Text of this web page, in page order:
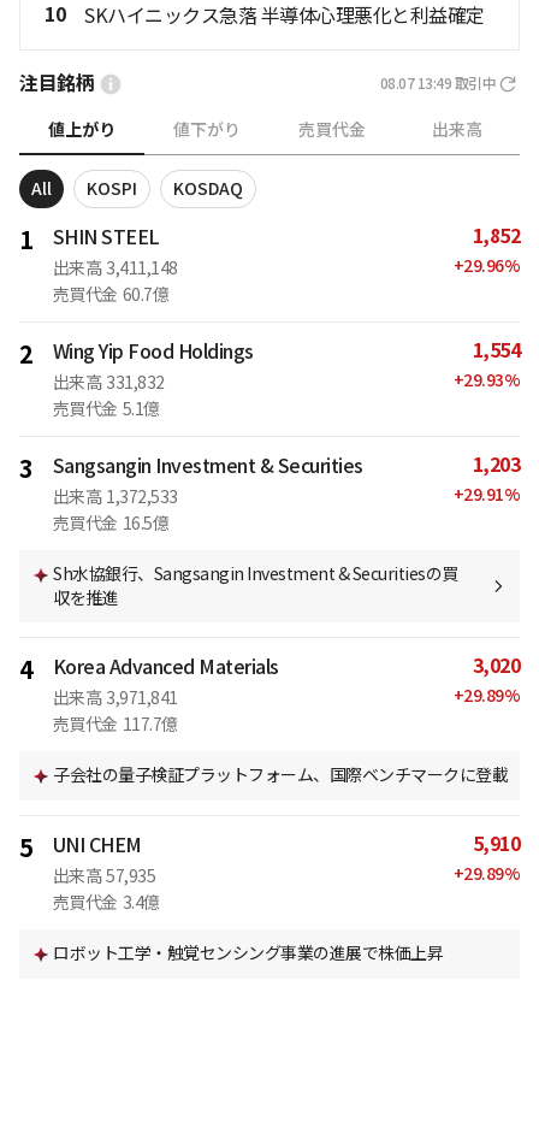
10 SKハイニックス急落 半導体心理悪化と利益確定
注目銘柄 08.07 13:49 取引中
値上がり 値下がり 売買代金 出来高
All KOSPI KOSDAQ
1 SHIN STEEL
出来高 3,411,148
売買代金 60.7億
1,852
+29.96%
2 Wing Yip Food Holdings
出来高 331,832
売買代金 5.1億
1,554
+29.93%
3 Sangsangin Investment & Securities
出来高 1,372,533
売買代金 16.5億
1,203
+29.91%
Sh水協銀行、Sangsangin Investment & Securitiesの買
収を推進
4 Korea Advanced Materials
出来高 3,971,841
売買代金 117.7億
3,020
+29.89%
子会社の量子検証プラットフォーム、国際ベンチマークに登載
5 UNI CHEM
出来高 57,935
売買代金 3.4億
5,910
+29.89%
ロボット工学・触覚センシング事業の進展で株価上昇